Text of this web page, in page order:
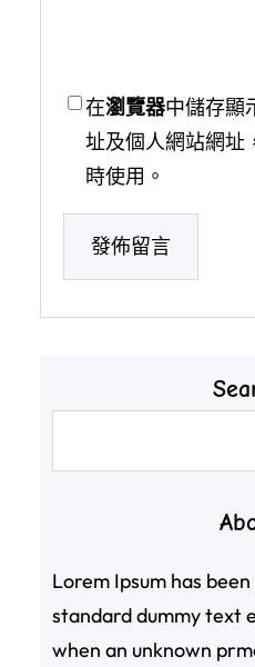
在瀏覽器中儲存顯
址及個人網站網址
時使用。
Lorem Ipsum has
standard dummy text
when an unknown